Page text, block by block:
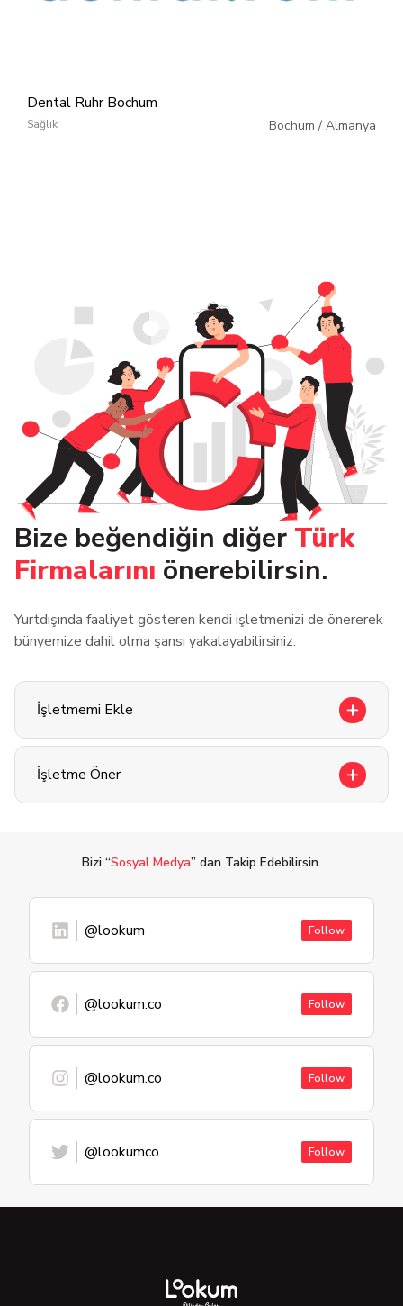
Dental Ruhr Bochum
Sağlık Bochum / Almanya
Bize beğendiğin diğer Türk
Firmalarını önerebilirsin.
Yurtdışında faaliyet gösteren kendi işletmenizi de önererek
bünyemize dahil olma şansı yakalayabilirsiniz.
İşletmemi Ekle
İşletme Öner
Bizi “Sosyal Medya” dan Takip Edebilirsin.
@lookum Follow
@lookum.co Follow
@lookum.co Follow
@lookumco Follow